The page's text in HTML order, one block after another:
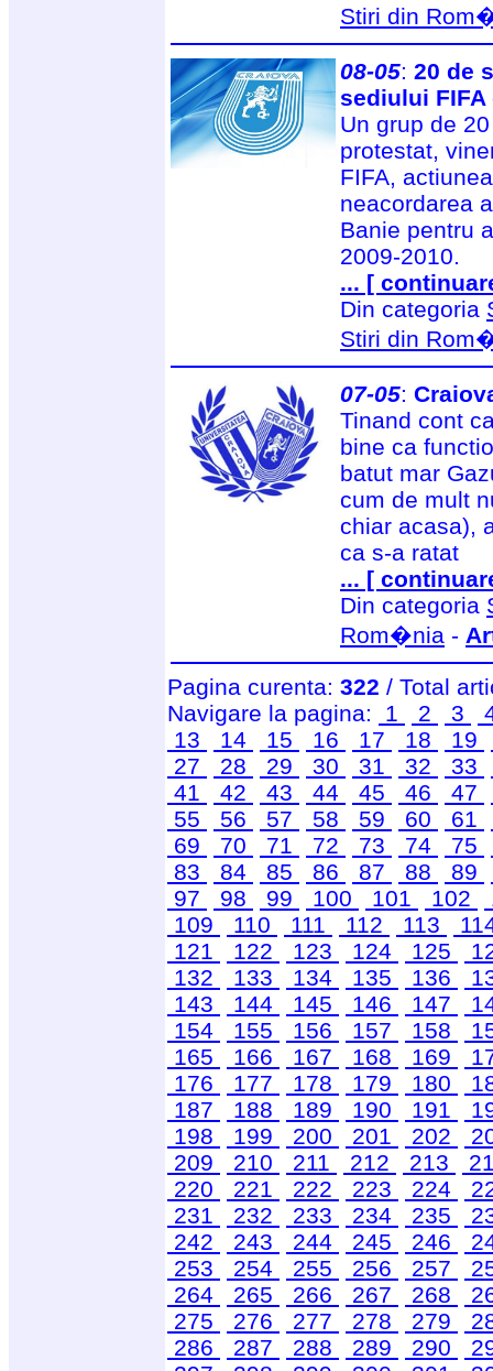
Stiri din
08-05: 20 de
sediului
Un grup de
protestat,
FIFA,
neacordarea
Banie pentru
2009-2010.
... [
Din categoria
Stiri din
07-05:
Tinand cont
bine ca
batut mar
cum de mult
chiar acasa),
ca s-a ratat
... [
Din categoria
Rom�nia -
Pagina curenta: 322 / Total
Navigare la pagina:
1 2 3
13
14 15 16 17 18 19
27
28 29 30 31 32 33
41
42 43 44 45 46 47
55
56 57 58 59 60 61
69
70 71 72 73 74 75
83
84 85 86 87 88 89
97
98 99 100 101 102
109
110 111 112 113
121
122 123 124 125
132
133 134 135 136
143
144 145 146 147
154
155 156 157 158
165
166 167 168 169
176
177 178 179 180
187
188 189 190 191
198
199 200 201 202
209
210 211 212 213
220
221 222 223 224
231
232 233 234 235
242
243 244 245 246
253
254 255 256 257
264
265 266 267 268
275
276 277 278 279
286
287 288 289 290